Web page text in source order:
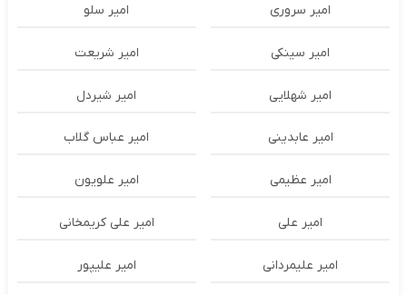
امیر سروری امیر سلو
امیر سینکی امیر شریعت
امیر شهلایی امیر شیردل
امیر عابدینی امیر عباس گلاب
امیر عظیمی امیر علویون
امیر علی امیر علی کریمخانی
امیر علیمردانی امیر علیپور